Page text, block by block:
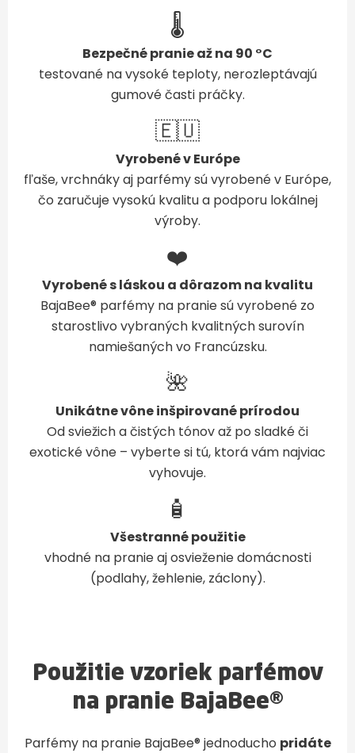
🌡️
Bezpečné pranie až na 90 °C
testované na vysoké teploty, nerozleptávajú
gumové časti práčky.
🇪🇺
Vyrobené v Európe
fľaše, vrchnáky aj parfémy sú vyrobené v Európe,
čo zaručuje vysokú kvalitu a podporu lokálnej
výroby.
❤️
Vyrobené s láskou a dôrazom na kvalitu
BajaBee® parfémy na pranie sú vyrobené zo
starostlivo vybraných kvalitných surovín
namiešaných vo Francúzsku.
🌺
Unikátne vône inšpirované prírodou
Od sviežich a čistých tónov až po sladké či
exotické vône – vyberte si tú, ktorá vám najviac
vyhovuje.
🧴
Všestranné použitie
vhodné na pranie aj osvieženie domácnosti
(podlahy, žehlenie, záclony).
Použitie vzoriek parfémov
na pranie BajaBee®
Parfémy na pranie BajaBee® jednoducho pridáte